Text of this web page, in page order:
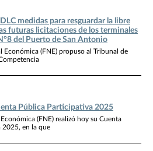
medidas para resguardar la libre
futuras licitaciones de los terminales
del Puerto de San Antonio
Económica (FNE) propuso al Tribunal de
Pública Participativa 2025
(FNE) realizó hoy su Cuenta
2025, en la que